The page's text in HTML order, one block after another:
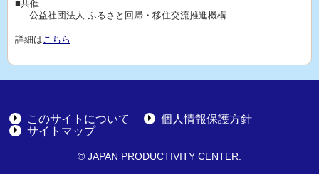
■共催
公益社団法人 ふるさと回帰・移住交流推進機構
詳細はこちら
このサイトについて
個人情報保護方針
サイトマップ
© JAPAN PRODUCTIVITY CENTER.